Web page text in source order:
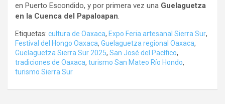
en Puerto Escondido, y por primera vez una Guelaguetza
en la Cuenca del Papaloapan
Etiquetas: cultura de Oaxaca, Expo Feria artesanal Sierra Sur,
Festival del Hongo Oaxaca, Guelaguetza regional Oaxaca,
Guelaguetza Sierra Sur 2025, San José del Pacífico,
tradiciones de Oaxaca, turismo San Mateo Río Hondo,
turismo Sierra Sur